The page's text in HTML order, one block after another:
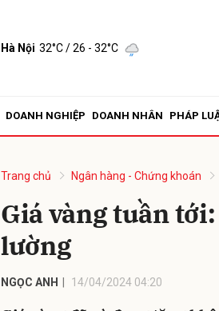
Hà Nội 32°C/ 26 - 32°C
DOANH NGHIỆP DOANH NHÂN PHÁP
Trang chủ Ngân hàng - Chứng khoán
Giá vàng tuần
lường
NGỌC ANH 14/04/2024 04:20